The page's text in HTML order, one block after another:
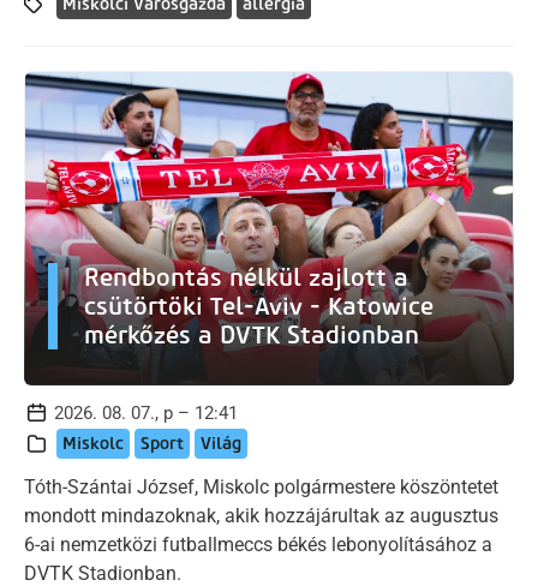
Rendbontás nélkül zajlott a
csütörtöki Tel-Aviv - Katowice
mérkőzés a DVTK Stadionban
2026. 08. 07., p – 12:41
Miskolc Sport Világ
Tóth-Szántai József, Miskolc polgármestere köszöntetet
mondott mindazoknak, akik hozzájárultak az augusztus
6-ai nemzetközi futballmeccs békés lebonyolításához a
DVTK Stadionban.